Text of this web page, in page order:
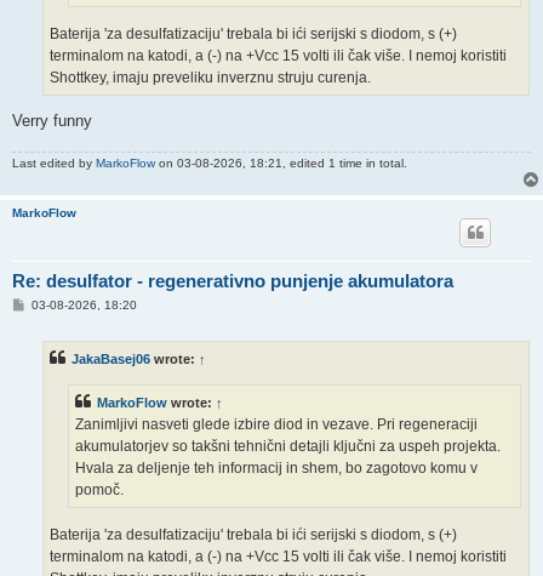
Baterija 'za desulfatizaciju' trebala bi ići serijski s diodom, s (+)
terminalom na katodi, a (-) na +Vcc 15 volti ili čak više. I nemoj koristiti
Shottkey, imaju preveliku inverznu struju curenja.
Verry funny
Last edited by MarkoFlow on 03-08-2026, 18:21, edited 1 time in total.
MarkoFlow
Re: desulfator - regenerativno punjenje akumulatora
P03-08-2026, 18:20
JakaBasej06 wrote: ↑
MarkoFlow wrote: ↑
Zanimljivi nasveti glede izbire diod in vezave. Pri regeneraciji
akumulatorjev so takšni tehnični detajli ključni za uspeh projekta.
Hvala za deljenje teh informacij in shem, bo zagotovo komu v
pomoč.
Baterija 'za desulfatizaciju' trebala bi ići serijski s diodom, s (+)
terminalom na katodi, a (-) na +Vcc 15 volti ili čak više. I nemoj koristiti